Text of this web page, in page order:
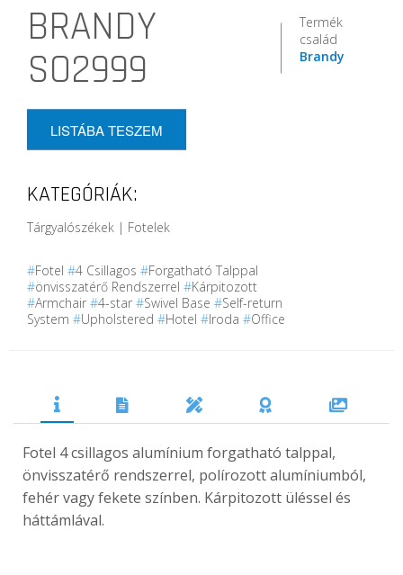
BRANDY
SO2999
Termék
család
Brandy
LISTÁBA TESZEM
KATEGÓRIÁK:
Tárgyalószékek | Fotelek
#Fotel #4 Csillagos #Forgatható Talppal
#önvisszatérő Rendszerrel #Kárpitozott
#Armchair #4-star #Swivel Base #Self-return
System #Upholstered #Hotel #Iroda #Office
Fotel 4 csillagos alumínium forgatható talppal,
önvisszatérő rendszerrel, polírozott alumíniumból,
fehér vagy fekete színben. Kárpitozott üléssel és
háttámlával.